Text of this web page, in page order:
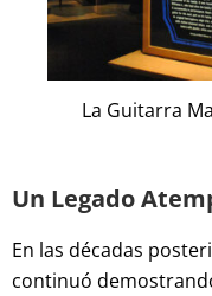
La Guitarra
Un Legado
En las décadas
continuó